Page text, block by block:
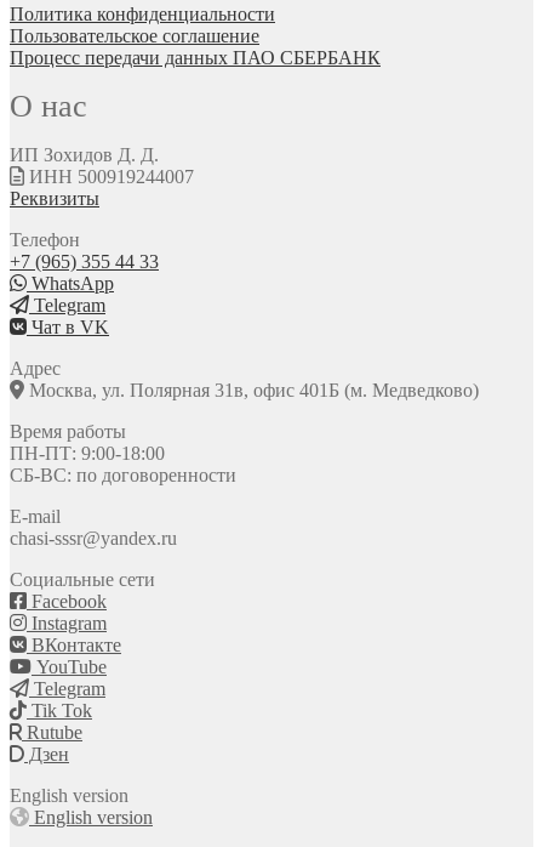
Политика конфиденциальности
Пользовательское соглашение
Процесс передачи данных ПАО СБЕРБАНК
О нас
ИП Зохидов Д. Д.
ИНН 500919244007
Реквизиты
Телефон
+7 (965) 355 44 33
WhatsApp
Telegram
Чат в VK
Адрес
Москва, ул. Полярная 31в, офис 401Б (м. Медведково)
Время работы
ПН-ПТ: 9:00-18:00
СБ-ВС: по договоренности
E-mail
chasi-sssr@yandex.ru
Социальные сети
Facebook
Instagram
ВКонтакте
YouTube
Telegram
Tik Tok
Rutube
Дзен
English version
English version